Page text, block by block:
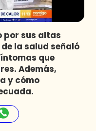
por sus altas
la salud señaló
que
Además,
y cómo